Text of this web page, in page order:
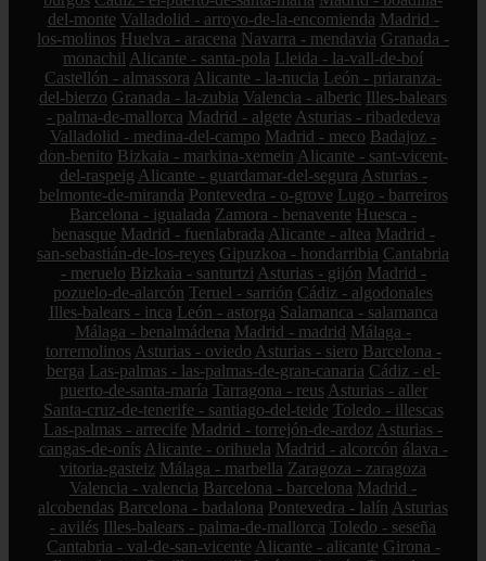
del-monte Valladolid - arroyo-de-la-encomienda Madrid -
los-molinos Huelva - aracena Navarra - mendavia Granada -
monachil Alicante - santa-pola Lleida - la-vall-de-boí
Castellón - almassora Alicante - la-nucia León - priaranza-
del-bierzo Granada - la-zubia Valencia - alberic Illes-balears
- palma-de-mallorca Madrid - algete Asturias - ribadedeva
Valladolid - medina-del-campo Madrid - meco Badajoz -
don-benito Bizkaia - markina-xemein Alicante - sant-vicent-
del-raspeig Alicante - guardamar-del-segura Asturias -
belmonte-de-miranda Pontevedra - o-grove Lugo - barreiros
Barcelona - igualada Zamora - benavente Huesca -
benasque Madrid - fuenlabrada Alicante - altea Madrid -
san-sebastián-de-los-reyes Gipuzkoa - hondarribia Cantabria
- meruelo Bizkaia - santurtzi Asturias - gijón Madrid -
pozuelo-de-alarcón Teruel - sarrión Cádiz - algodonales
Illes-balears - inca León - astorga Salamanca - salamanca
Málaga - benalmádena Madrid - madrid Málaga -
torremolinos Asturias - oviedo Asturias - siero Barcelona -
berga Las-palmas - las-palmas-de-gran-canaria Cádiz - el-
puerto-de-santa-maría Tarragona - reus Asturias - aller
Santa-cruz-de-tenerife - santiago-del-teide Toledo - illescas
Las-palmas - arrecife Madrid - torrejón-de-ardoz Asturias -
cangas-de-onís Alicante - orihuela Madrid - alcorcón álava -
vitoria-gasteiz Málaga - marbella Zaragoza - zaragoza
Valencia - valencia Barcelona - barcelona Madrid -
alcobendas Barcelona - badalona Pontevedra - lalín Asturias
- avilés Illes-balears - palma-de-mallorca Toledo - seseña
Cantabria - val-de-san-vicente Alicante - alicante Girona -